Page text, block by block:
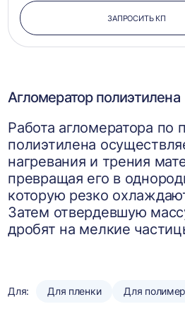
ЗАПРОСИТЬ КП
Агломератор полиэтилена
Работа агломератора по
полиэтилена
нагревания и трения
превращая его в
которую резко
Затем отвердевшую
дробят на мелкие
Для: Для пленки Для